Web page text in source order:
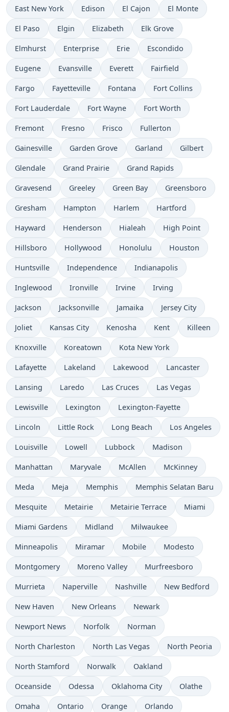
East New York Edison El Cajon El Monte
El Paso Elgin Elizabeth Elk Grove
Elmhurst Enterprise Erie Escondido
Eugene Evansville Everett Fairfield
Fargo Fayetteville Fontana Fort Collins
Fort Lauderdale Fort Wayne Fort Worth
Fremont Fresno Frisco Fullerton
Gainesville Garden Grove Garland Gilbert
Glendale Grand Prairie Grand Rapids
Gravesend Greeley Green Bay Greensboro
Gresham Hampton Harlem Hartford
Hayward Henderson Hialeah High Point
Hillsboro Hollywood Honolulu Houston
Huntsville Independence Indianapolis
Inglewood Ironville Irvine Irving
Jackson Jacksonville Jamaika Jersey City
Joliet Kansas City Kenosha Kent Killeen
Knoxville Koreatown Kota New York
Lafayette Lakeland Lakewood Lancaster
Lansing Laredo Las Cruces Las Vegas
Lewisville Lexington Lexington-Fayette
Lincoln Little Rock Long Beach Los Angeles
Louisville Lowell Lubbock Madison
Manhattan Maryvale McAllen McKinney
Meda Meja Memphis Memphis Selatan Baru
Mesquite Metairie Metairie Terrace Miami
Miami Gardens Midland Milwaukee
Minneapolis Miramar Mobile Modesto
Montgomery Moreno Valley Murfreesboro
Murrieta Naperville Nashville New Bedford
New Haven New Orleans Newark
Newport News Norfolk Norman
North Charleston North Las Vegas North Peoria
North Stamford Norwalk Oakland
Oceanside Odessa Oklahoma City Olathe
Omaha Ontario Orange Orlando